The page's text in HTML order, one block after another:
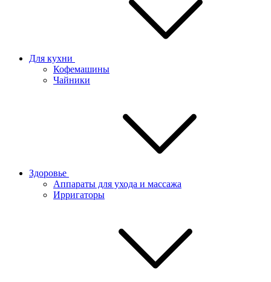
Для кухни
Кофемашины
Чайники
Здоровье
Аппараты для ухода и массажа
Ирригаторы